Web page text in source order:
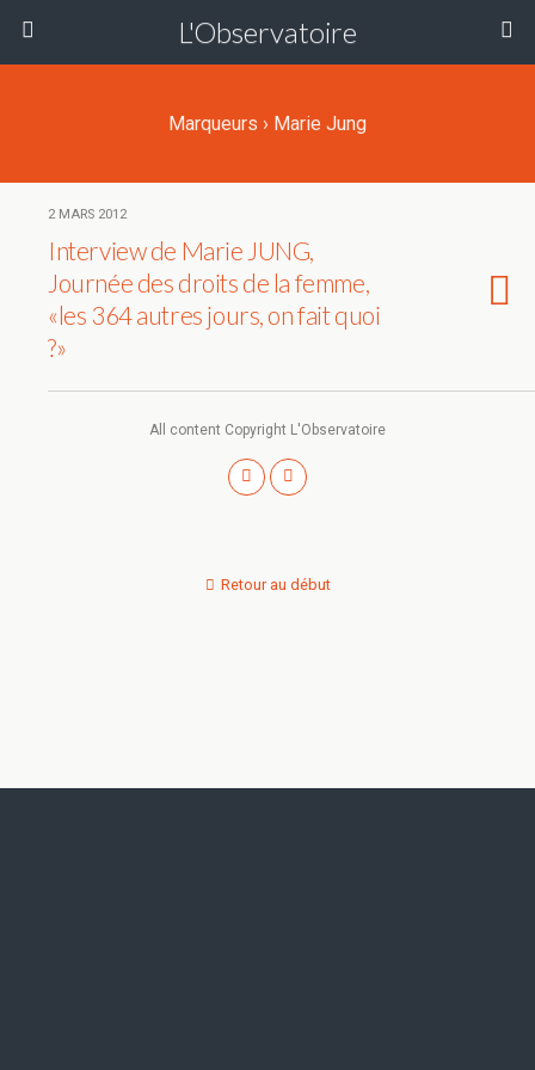
L'Observatoire
Marqueurs › Marie Jung
2 MARS 2012
Interview de Marie JUNG,
Journée des droits de la femme,
«les 364 autres jours, on fait quoi
?»
All content Copyright L'Observatoire
Retour au début